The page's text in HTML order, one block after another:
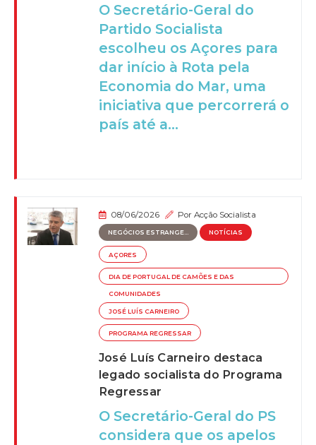
O Secretário-Geral do
Partido Socialista
escolheu os Açores para
dar início à Rota pela
Economia do Mar, uma
iniciativa que percorrerá o
país até a...
08/06/2026 PorAcção Socialista
NEGÓCIOS ESTRANGE... NOTÍCIAS
AÇORES
DIA DE PORTUGAL DE CAMÕES E DAS
COMUNIDADES
JOSÉ LUÍS CARNEIRO
PROGRAMA REGRESSAR
José Luís Carneiro destaca
legado socialista do Programa
Regressar
O Secretário-Geral do PS
considera que os apelos